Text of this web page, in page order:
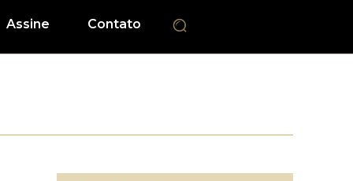
Assine Contato